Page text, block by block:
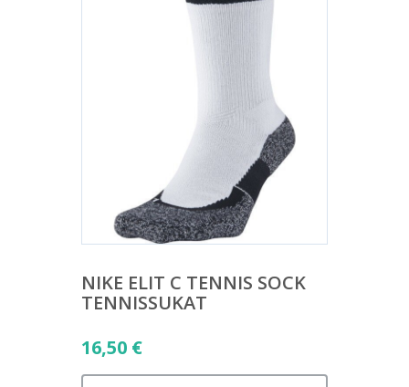
NIKE ELIT C TENNIS SOCK
TENNISSUKAT
16,50 €